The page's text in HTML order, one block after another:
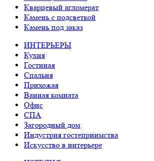
Кварцевый агломерат
Камень с подсветкой
Камень под заказ
ИНТЕРЬЕРЫ
Кухня
Гостиная
Спальня
Прихожая
Ванная комната
Офис
СПА
Загородный дом
Индустрия гостеприимства
Искусство в интерьере